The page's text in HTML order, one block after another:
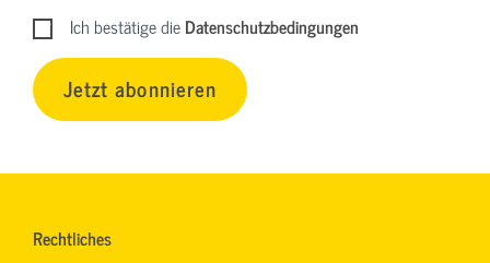
Ich bestätige dieDatenschutzbedingungen
Jetzt abonnieren
Rechtliches